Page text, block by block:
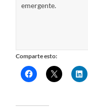
emergente.
Comparte esto: